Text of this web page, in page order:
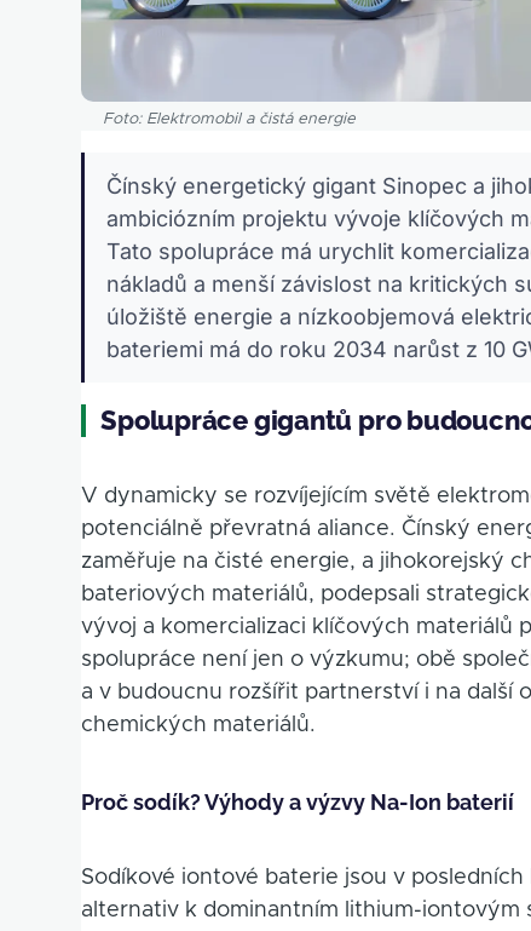
Foto: Elektromobil a čistá energie
Čínský energetický gigant Sinopec a
ambiciózním projektu vývoje klíčových
Tato spolupráce má urychlit
nákladů a menší závislost na kritických
úložiště energie a nízkoobjemová
bateriemi má do roku 2034 narůst z 10
Spolupráce gigantů pro
V dynamicky se rozvíjejícím světě
potenciálně převratná aliance. Čínský
zaměřuje na čisté energie, a jihokorejský
bateriových materiálů, podepsali
vývoj a komercializaci klíčových materiálů
spolupráce není jen o výzkumu; obě
a v budoucnu rozšířit partnerství i na další
chemických materiálů.
Proč sodík? Výhody a výzvy Na-Ion baterií
Sodíkové iontové baterie jsou v
alternativ k dominantním lithium-iontovým